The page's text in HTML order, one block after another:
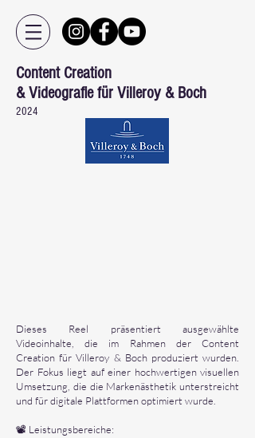
Content Creation
& Videografie für Villeroy & Boch
2024
Dieses Reel präsentiert ausgewählte
Videoinhalte, die im Rahmen der Content
Creation für Villeroy & Boch produziert wurden.
Der Fokus liegt auf einer hochwertigen visuellen
Umsetzung, die die Markenästhetik unterstreicht
und für digitale Plattformen optimiert wurde.
📽️ Leistungsbereiche: